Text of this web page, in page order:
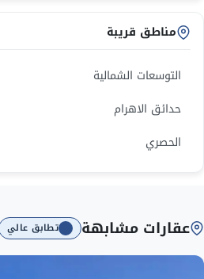
مناطق قريبة
التوسعات الشمالية
حدائق الاهرام
الحصري
عقارات مشابهة تطابق عالي